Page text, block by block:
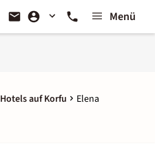
Menü
Hotels auf Korfu Elena